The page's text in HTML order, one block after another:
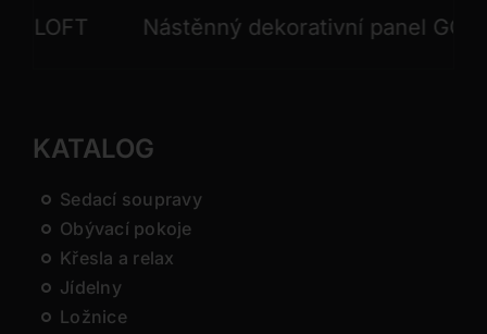
Nástěnný dekorativní panel GONG
KATALOG
Sedací soupravy
Obývací pokoje
Křesla a relax
Jídelny
Ložnice